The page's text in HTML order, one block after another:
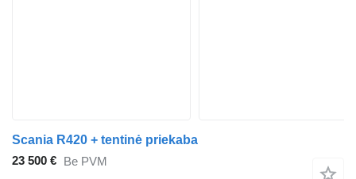
Scania R420 + tentinė priekaba
23 500 € Be PVM